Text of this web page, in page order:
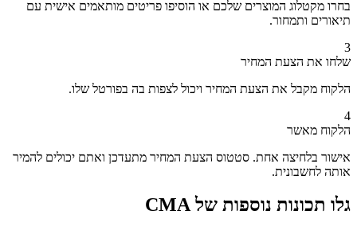
בחרו מקטלוג המוצרים שלכם או הוסיפו פריטים מותאמים אישית עם
תיאורים ותמחור.
3
שלחו את הצעת המחיר
הלקוח מקבל את הצעת המחיר ויכול לצפות בה בפורטל שלו.
4
הלקוח מאשר
אישור בלחיצה אחת. סטטוס הצעת המחיר מתעדכן ואתם יכולים להמיר
אותה לחשבונית.
גלו תכונות נוספות של CMA